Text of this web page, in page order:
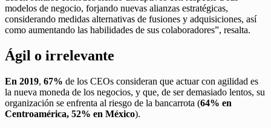
modelos de negocio, forjando nuevas alianzas estratégicas,
considerando medidas alternativas de fusiones y adquisiciones, así
como aumentando las habilidades de sus colaboradores”, resalta.
Ágil o irrelevante
En 2019, 67% de los CEOs consideran que actuar con agilidad es
la nueva moneda de los negocios, y que, de ser demasiado lentos, su
organización se enfrenta al riesgo de la bancarrota (64% en
Centroamérica, 52% en México).